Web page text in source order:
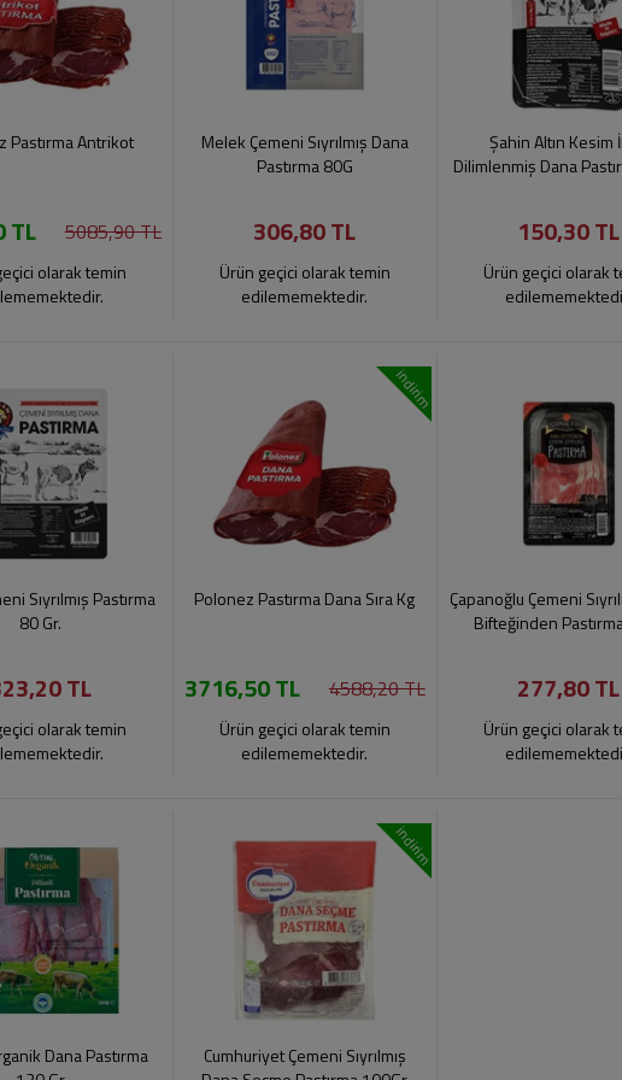
Pastırma Antrikot
TL 5085,90 TL
olarak temin
Melek Çemeni Sıyrılmış Dana
Pastırma 80G
306,80 TL
Ürün geçici olarak temin
edilememektedir.
Şahin Altın Kesim
Dilimlenmiş Dana
150,30 TL
Ürün geçici olarak
Sıyrılmış Pastırma
80 Gr.
TL
olarak temin
indirim
Polonez Pastırma Dana Sıra Kg
3716,50 TL 4588,20 TL
Ürün geçici olarak temin
edilememektedir.
Çapanoğlu Çemeni
Bifteğinden
277,80 TL
Ürün geçici olarak
Dana Pastırma
indirim
Cumhuriyet Çemeni Sıyrılmış